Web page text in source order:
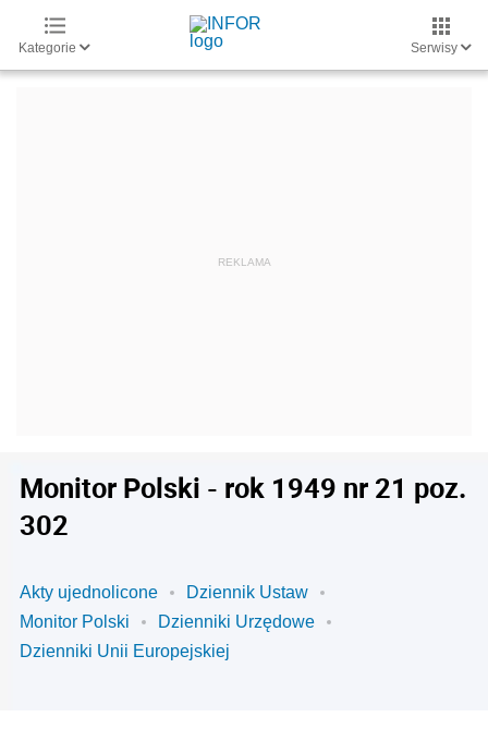
Kategorie Serwisy
Monitor Polski - rok 1949 nr 21 poz.
302
Akty ujednolicone
Dziennik Ustaw
Monitor Polski
Dzienniki Urzędowe
Dzienniki Unii Europejskiej